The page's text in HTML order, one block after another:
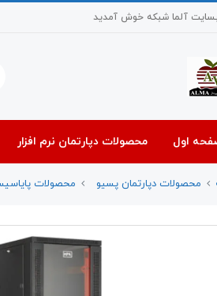
آلما شبکه خوش آمدید
اول محصولات دپارتمان نرم افزار
محصولات دپارتمان پسیو محصولات